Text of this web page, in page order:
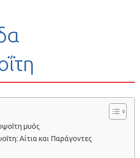
μυός
Αίτια και Παράγοντες